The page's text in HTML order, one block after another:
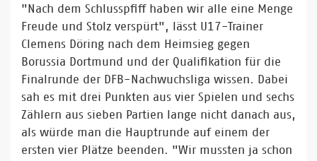
"Nach dem Schlusspfiff haben wir alle eine Menge
Freude und Stolz verspürt", lässt U17-Trainer
Clemens Döring nach dem Heimsieg gegen
Borussia Dortmund und der Qualifikation für die
Finalrunde der DFB-Nachwuchsliga wissen. Dabei
sah es mit drei Punkten aus vier Spielen und sechs
Zählern aus sieben Partien lange nicht danach aus,
als würde man die Hauptrunde auf einem der
ersten vier Plätze beenden. "Wir mussten ja schon